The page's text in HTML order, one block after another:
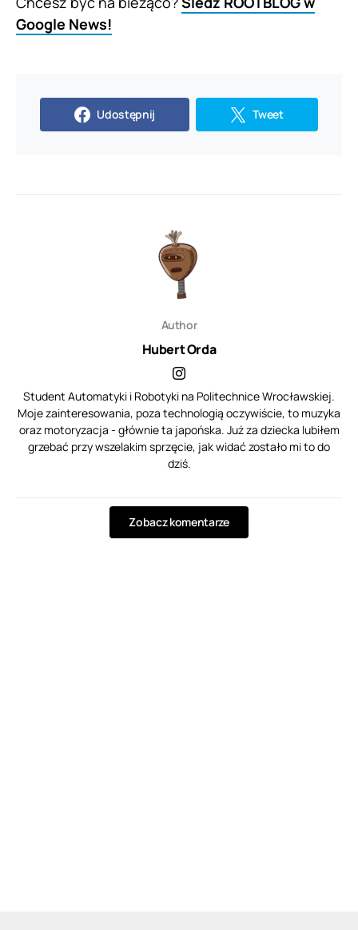
Google News!
Udostępnij Tweet
Author
Hubert Orda
Student Automatyki i Robotyki na Politechnice Wrocławskiej.
Moje zainteresowania, poza technologią oczywiście, to muzyka
oraz motoryzacja - głównie ta japońska. Już za dziecka lubiłem
grzebać przy wszelakim sprzęcie, jak widać zostało mi to do
dziś.
Zobacz komentarze